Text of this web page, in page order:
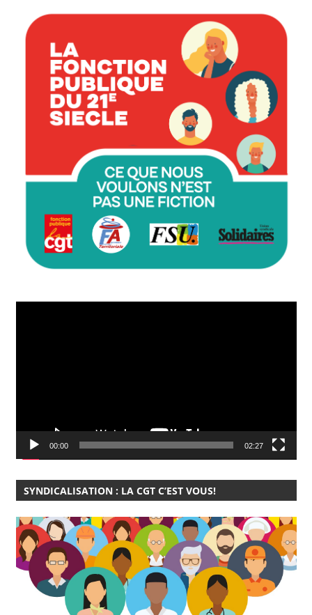
00:00 02:27
SYNDICALISATION : LA CGT C’EST VOUS!